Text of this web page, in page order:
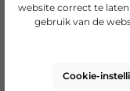
Gemiddelde waardering
(2)
Neon houten fotolijst
Varianten van€ 16,00
website correct te
gebruik van de
Cookie-